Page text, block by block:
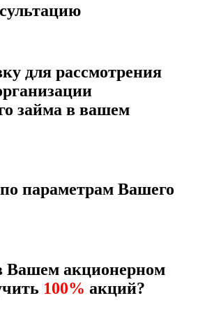
для рассмотрения
займа в вашем
по параметрам Вашего
Вашем акционерном
100% акций?